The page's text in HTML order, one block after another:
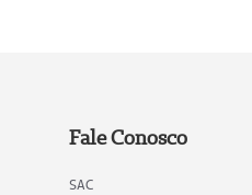
Fale Conosco
SAC